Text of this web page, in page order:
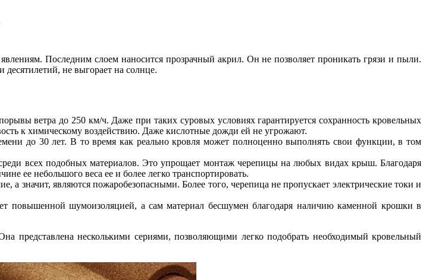
Последним слоем наносится прозрачный акрил. Он не позволяет проникать грязи и пыли.
десятилетий, не выгорает на солнце.
ветра до 250 км/ч. Даже при таких суровых условиях гарантируется сохранность кровельных
к химическому воздействию. Даже кислотные дожди ей не угрожают.
до 30 лет. В то время как реально кровля может полноценно выполнять свои функции, в том
всех подобных материалов. Это упрощает монтаж черепицы на любых видах крыш. Благодаря
ее небольшого веса ее и более легко транспортировать.
значит, являются пожаробезопасными. Более того, черепица не пропускает электрические токи и
повышенной шумоизоляцией, а сам материал бесшумен благодаря наличию каменной крошки в
представлена несколькими сериями, позволяющими легко подобрать необходимый кровельный